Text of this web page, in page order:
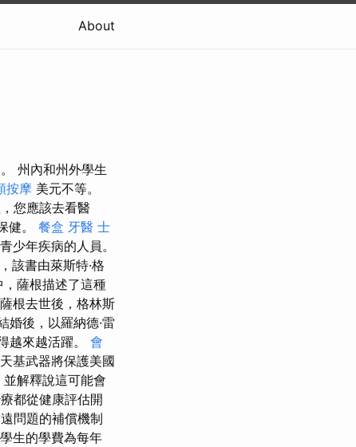
About
州內和州外學生
按摩 美元不等。
您應該去看醫
健。 餐盒 牙醫 士
少年疾病的人員。
該書由萊斯特·格
，薩根描述了這種
根去世後，格林斯
婚後，以羅納德·雷
越來越活躍。 會
基武器將保護美國
解釋說這可能會
都從健康評估開
問題的補償機制
生的學費為每年